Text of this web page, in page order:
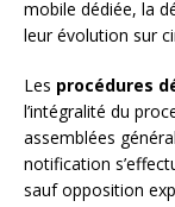
mobile dédiée, la
leur évolution sur
Les procédures
l’intégralité du
assemblées
notification
sauf opposition